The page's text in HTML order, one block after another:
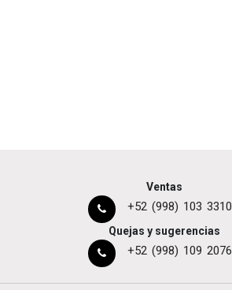
Ventas
+52 (998) 103 3310
Quejas y sugerencias
+52 (998) 109 2076